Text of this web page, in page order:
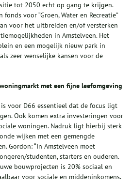
tot 2050 echt op gang te krijgen.
voor “Groen, Water en Recreatie”
voor het uitbreiden en/of versterken
in Amstelveen. Het
en een mogelijk nieuw park in
zeer wenselijke kansen voor de
met een fijne leefomgeving
voor D66 essentieel dat de focus ligt
Ook komen extra investeringen voor
woningen. Nadruk ligt hierbij sterk
wijken met een gemengde
Gordon: “In Amstelveen moet
studenten, starters en ouderen.
bouwprojecten is 20% sociaal en
voor sociale en middeninkomens.